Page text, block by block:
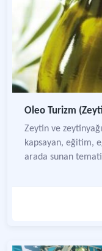
Oleo Turizm
Zeytin ve
kapsayan, eğitim,
arada sunan